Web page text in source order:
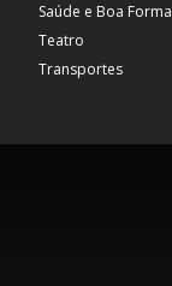
Saúde e Boa Forma
Teatro
Transportes